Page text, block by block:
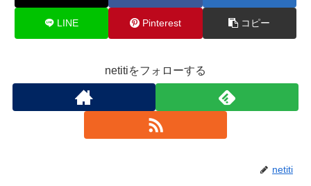
LINE Pinterest コピー
netitiをフォローする
netiti